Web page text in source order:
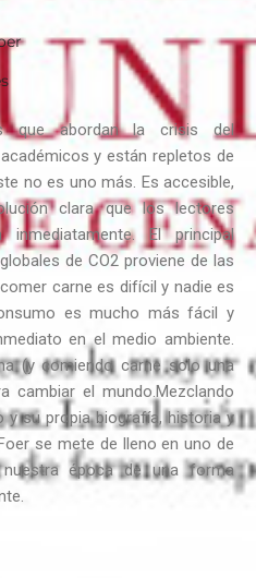
que abordan la crisis del
y están repletos de
no es uno más. Es accesible,
clara que los lectores
El principal
de CO2 proviene de las
carne es difícil y nadie es
es mucho más fácil y
en el medio ambiente.
(y comiendo carne solo una
cambiar el mundo.Mezclando
y su propia biografía, historia y
se mete de lleno en uno de
época de una forma